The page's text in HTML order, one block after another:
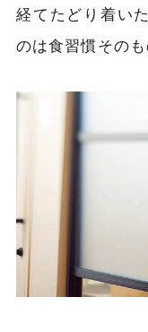
経てたどり着い
のは食習慣そのも